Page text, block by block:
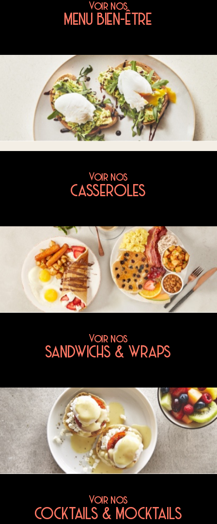
Voir nos
MENU BIEN-ÊTRE
Voir nos
CASSEROLES
Voir nos
SANDWICHS & WRAPS
Voir nos
COCKTAILS & MOCKTAILS